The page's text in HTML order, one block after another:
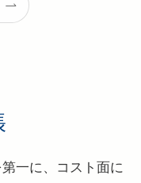
一に、コスト面に